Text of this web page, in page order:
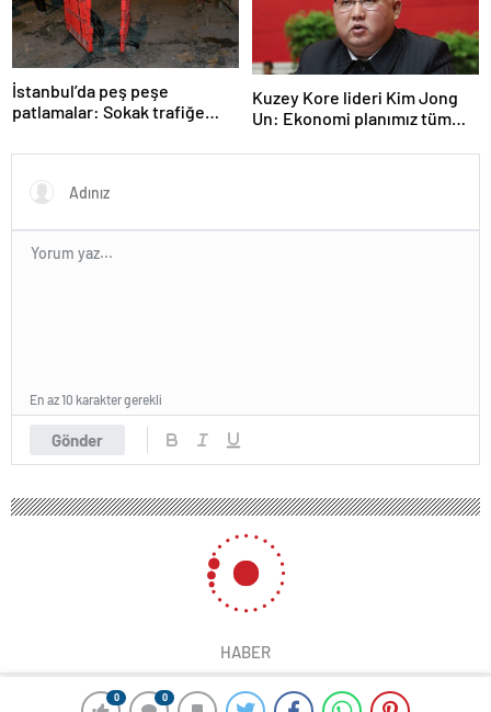
0 0
İstanbul’da peş peşe
patlamalar: Sokak trafiğe
Kuzey Kore lideri Kim Jong
Un: Ekonomi planımız tüm
Gönder
En az 10 karakter gerekli
HABER